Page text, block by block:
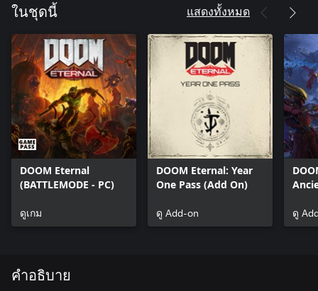
ในชุดนี้ แสดงทั้งหมด
DOOM Eternal
(BATTLEMODE - PC)
ดูเกม
DOOM Eternal: Year
One Pass (Add On)
ดู Add-on
ดู
คำอธิบาย